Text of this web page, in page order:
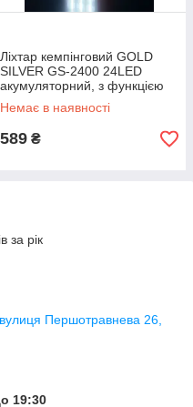
Ліхтар кемпінговий GOLD
SILVER GS-2400 24LED
акумуляторний, з функцією
PowerBank (3000 мА·год, 24
LED)
Немає в наявності
589 ₴
за рік
Першотравнева 26,
19:30